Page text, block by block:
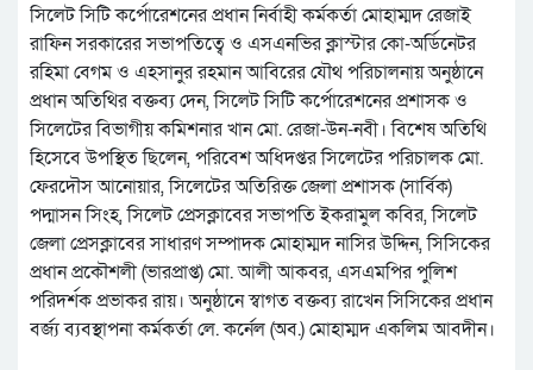
সিলেট সিটি কর্পোরেশনের প্রধান নির্বাহী কর্মকর্তা মোহাম্মদ রেজাই
রাফিন সরকারের সভাপতিত্বে ও এসএনভির ক্লাস্টার কো-অর্ডিনেটর
রহিমা বেগম ও এহসানুর রহমান আবিরের যৌথ পরিচালনায় অনুষ্ঠানে
প্রধান অতিথির বক্তব্য দেন, সিলেট সিটি কর্পোরেশনের প্রশাসক ও
সিলেটের বিভাগীয় কমিশনার খান মো. রেজা-উন-নবী। বিশেষ অতিথি
হিসেবে উপস্থিত ছিলেন, পরিবেশ অধিদপ্তর সিলেটের পরিচালক মো.
ফেরদৌস আনোয়ার, সিলেটের অতিরিক্ত জেলা প্রশাসক (সার্বিক)
পদ্মাসন সিংহ, সিলেট প্রেসক্লাবের সভাপতি ইকরামুল কবির, সিলেট
জেলা প্রেসক্লাবের সাধারণ সম্পাদক মোহাম্মদ নাসির উদ্দিন, সিসিকের
প্রধান প্রকৌশলী (ভারপ্রাপ্ত) মো. আলী আকবর, এসএমপির পুলিশ
পরিদর্শক প্রভাকর রায়। অনুষ্ঠানে স্বাগত বক্তব্য রাখেন সিসিকের প্রধান
বর্জ্য ব্যবস্থাপনা কর্মকর্তা লে. কর্নেল (অব.) মোহাম্মদ একলিম আবদীন।